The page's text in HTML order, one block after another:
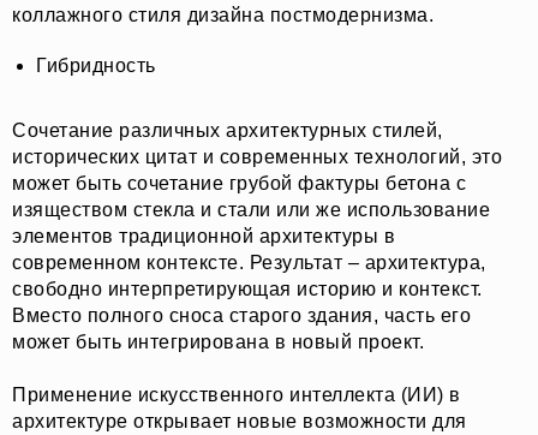
коллажного стиля дизайна постмодернизма.
Гибридность
Сочетание различных архитектурных стилей,
исторических цитат и современных технологий, это
может быть сочетание грубой фактуры бетона с
изяществом стекла и стали или же использование
элементов традиционной архитектуры в
современном контексте. Результат – архитектура,
свободно интерпретирующая историю и контекст.
Вместо полного сноса старого здания, часть его
может быть интегрирована в новый проект.
Применение искусственного интеллекта (ИИ) в
архитектуре открывает новые возможности для